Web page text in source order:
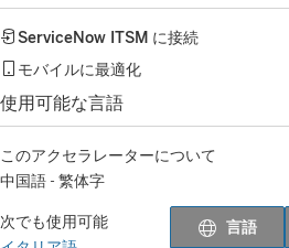
ServiceNow ITSM に接続
モバイルに最適化
使用可能な言語
このアクセラレーターについて
中国語 - 繁体字
次でも使用可能
言語